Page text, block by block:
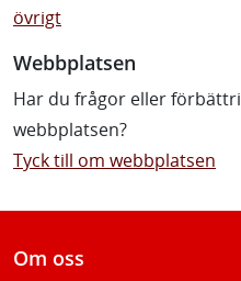
övrigt
Webbplatsen
Har du frågor eller
webbplatsen?
Tyck till om webbplatsen
Om oss